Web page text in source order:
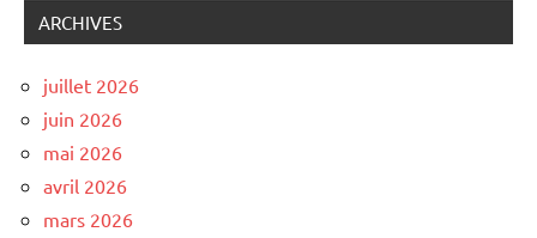
ARCHIVES
juillet 2026
juin 2026
mai 2026
avril 2026
mars 2026